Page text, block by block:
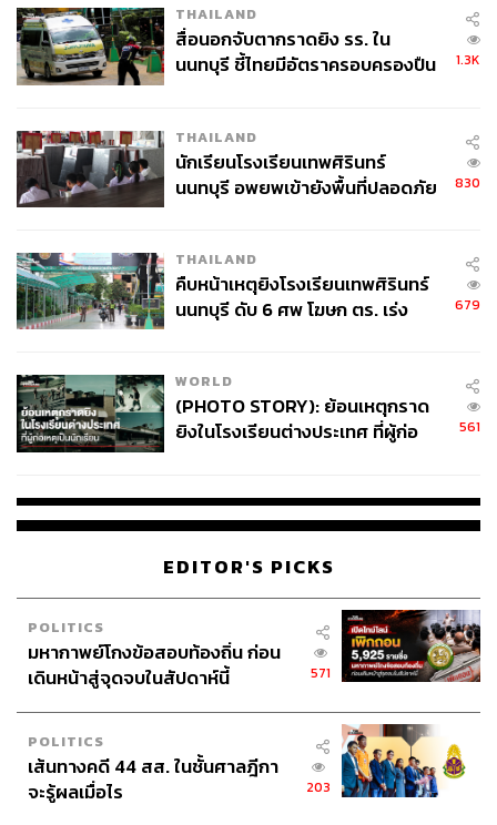
ในภาวะที่ข้อตกลงระหว่างประเทศยังไม่ชัดเจน ไทยได้แสดง
จุดยืนที่แน่วแน่ว่าจะห้ามใช้สารเร่งเนื้อแดงตลอดห่วงโซ่การ
ผลิต โดยมีการให้ความรู้แก่เกษตรกรถึงอันตรายของสาร
การดำเนินมาตรการเฝ้าระวังอย่างเข้มข้นในทุกพื้นที่ ทั้งใน
เนื้อหมูไทยปลอดสารเร่งเนื้อแดง 100% และสามารถส่งออก
ไปยังกว่า 160 ประเทศทั่วโลกได้อย่างมั่นใจอเมริกากินได้ ไม่
ได้เท่ากับปลอดภัยเสมอ
กับข้อโต้แย้งที่ว่า ปริมาณสารเร่งเนื้อแดงที่สหรัฐฯ อนุญาต
ให้ตกค้างในเนื้อหมูนั้นมีเพียงเล็กน้อยเพราะมีการควบคุม
และอยู่ในระดับที่ไม่เป็นอันตราย
รากฐานจากหลักการกำกับดูแลเชิงวิทยาศาสตร์ที่กำหนดโดย
หน่วยงานกำกับดูแลของสหรัฐฯ
สหรัฐฯ อนุญาตให้ใช้ในการเลี้ยงสัตว์ เป็นสารที่ถูกห้ามใช้
กว่า 160 ประเทศทั่วโลก รวมถึงประเทศไทย
อีกทั้ง ข้อโต้แย้งนี้ยังขัดแย้งกับนโยบายด้านกฎหมายและ
สาธารณสุขของหลายประเทศ ไม่ว่าจะเป็นประเทศไทย
สหภาพยุโรป และจีน ที่ยึดมั่นใน ‘หลักป้องกันไว้ก่อน’ ซึ่ง
บังคับใช้นโยบาย ‘ไม่ยอมให้มีสารตกค้างเลย’ (Zero
Tolerance)
สำหรับมาตรการความปลอดภัยด้านอาหาร กระทรวงเกษตร
และสหกรณ์ได้ร่วมกำหนดมาตรฐานกับองค์การอาหารและ
เกษตรแห่งสหประชาชาติ (FAO) เพื่อยกระดับมาตรฐาน
THAILAND
สื่อนอกจับตากราดยิง รร. ใน
นนทบุรี ชี้ไทยมีอัตราครอบครองปืน
1.3K
THAILAND
นักเรียนโรงเรียนเทพศิรินทร์
นนทบุรี อพยพเข้ายังพื้นที่ปลอดภัย
830
THAILAND
คืบหน้าเหตุยิงโรงเรียนเทพศิรินทร์
นนทบุรี ดับ 6 ศพ โฆษก ตร. เร่ง
679
WORLD
(PHOTO STORY): ย้อนเหตุกราด
ยิงในโรงเรียนต่างประเทศ ที่ผู้ก่อ
561
EDITOR'S PICKS
POLITICS
มหากาพย์โกงข้อสอบท้องถิ่น ก่อน
เดินหน้าสู่จุดจบในสัปดาห์นี้
571
POLITICS
เส้นทางคดี 44 สส. ในชั้นศาลฎีกา
จะรู้ผลเมื่อไร
203